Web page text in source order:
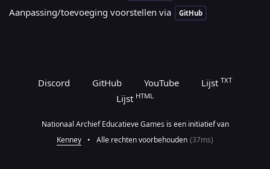
Aanpassing/toevoeging voorstellen via GitHub
Discord GitHub YouTube Lijst TXT
Lijst HTML
Nationaal Archief Educatieve Games is een initiatief van
Kenney
• Alle rechten voorbehouden (37ms)